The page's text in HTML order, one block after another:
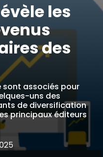
les
des
sont associés pour
uns des
de diversification
principaux éditeurs